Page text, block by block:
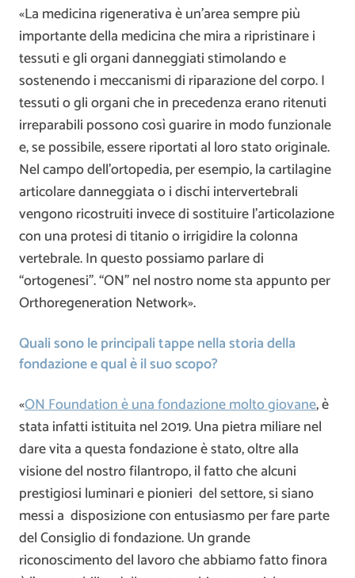
«La medicina rigenerativa è un’area sempre più
importante della medicina che mira a ripristinare i
tessuti e gli organi danneggiati stimolando e
sostenendo i meccanismi di riparazione del corpo. I
tessuti o gli organi che in precedenza erano ritenuti
irreparabili possono così guarire in modo funzionale
e, se possibile, essere riportati al loro stato originale.
Nel campo dell’ortopedia, per esempio, la cartilagine
articolare danneggiata o i dischi intervertebrali
vengono ricostruiti invece di sostituire l’articolazione
con una protesi di titanio o irrigidire la colonna
vertebrale. In questo possiamo parlare di
“ortogenesi”. “ON” nel nostro nome sta appunto per
Orthoregeneration Network».
Quali sono le principali tappe nella storia della
fondazione e qual è il suo scopo?
«ON Foundation è una fondazione molto giovane, è
stata infatti istituita nel 2019. Una pietra miliare nel
dare vita a questa fondazione è stato, oltre alla
visione del nostro filantropo, il fatto che alcuni
prestigiosi luminari e pionieri del settore, si siano
messi a disposizione con entusiasmo per fare parte
del Consiglio di fondazione. Un grande
riconoscimento del lavoro che abbiamo fatto finora